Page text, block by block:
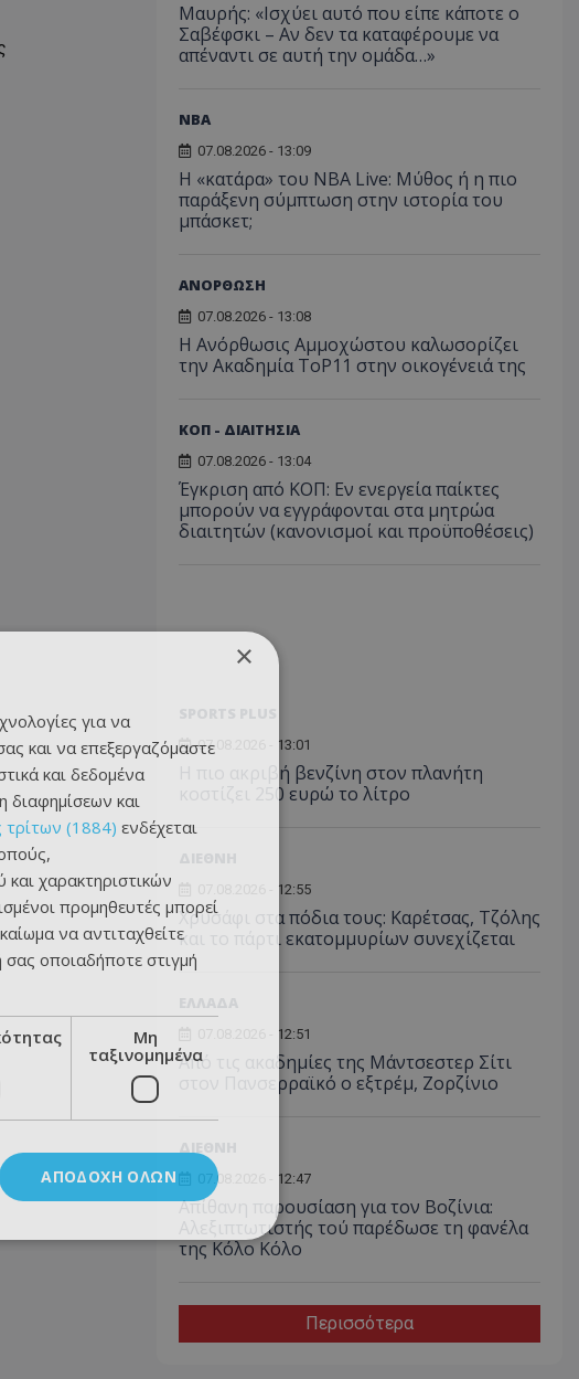
Μαυρής: «Ισχύει αυτό που είπε κάποτε ο
Σαβέφσκι – Αν δεν τα καταφέρουμε να
απέναντι σε αυτή την ομάδα…»
NBA
07.08.2026 - 13:09
Η «κατάρα» του NBA Live: Μύθος ή η πιο
παράξενη σύμπτωση στην ιστορία του
μπάσκετ;
ΑΝΟΡΘΩΣΗ
07.08.2026 - 13:08
Η Ανόρθωσις Αμμοχώστου καλωσορίζει
την Ακαδημία ToP11 στην οικογένειά της
ΚΟΠ - ΔΙΑΙΤΗΣΙΑ
07.08.2026 - 13:04
Έγκριση από ΚΟΠ: Εν ενεργεία παίκτες
μπορούν να εγγράφονται στα μητρώα
διαιτητών (κανονισμοί και προϋποθέσεις)
07.08.2026 - 13:01
Η πιο ακριβή βενζίνη στον πλανήτη
κοστίζει 250 ευρώ το λίτρο
07.08.2026 - 12:55
Χρυσάφι στα πόδια τους: Καρέτσας, Τζόλης
και το πάρτι εκατομμυρίων συνεχίζεται
07.08.2026 - 12:51
Από τις ακαδημίες της Μάντσεστερ Σίτι
στον Πανσερραϊκό ο εξτρέμ, Ζορζίνιο
07.08.2026 - 12:47
Απίθανη παρουσίαση για τον Βοζίνια:
Αλεξιπτωτιστής τού παρέδωσε τη φανέλα
της Κόλο Κόλο
Περισσότερα
×
για να
και να επεξεργαζόμαστε
και δεδομένα
διαφημίσεων και
τρίτων (1884) ενδέχεται
χαρακτηριστικών
προμηθευτές μπορεί
να αντιταχθείτε
οποιαδήποτε στιγμή
Μη
ταξινομημένα
ΑΠΟΔΟΧΉ ΌΛΩΝ